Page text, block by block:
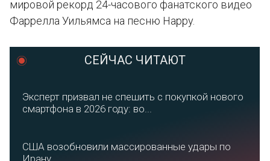
мировой рекорд 24-часового фанатского видео
Фаррелла Уильямса на песню Happy.
СЕЙЧАС ЧИТАЮТ
Эксперт призвал не спешить с покупкой нового
смартфона в 2026 году: во...
США возобновили массированные удары по
Ирану